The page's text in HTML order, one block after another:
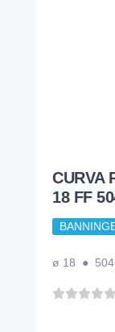
CURVA
18 FF
ø 18 ●